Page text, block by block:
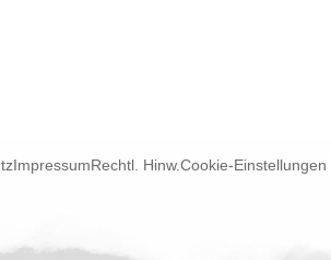
ImpressumRechtl. Hinw.Cookie-Einstellungen